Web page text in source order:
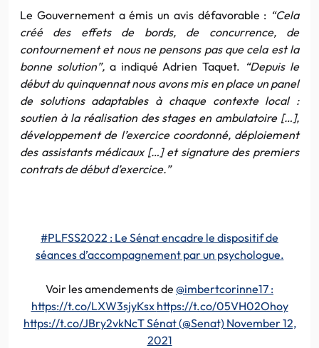
Le Gouvernement a émis un avis défavorable : “Cela
créé des effets de bords, de concurrence, de
contournement et nous ne pensons pas que cela est la
bonne solution”,a indiqué Adrien Taquet. “Depuis le
début du quinquennat nous avons mis en place un panel
de solutions adaptables à chaque contexte local :
soutien à la réalisation des stages en ambulatoire […],
développement de l’exercice coordonné, déploiement
des assistants médicaux […] et signature des premiers
contrats de début d’exercice.”
#PLFSS2022 : Le Sénat encadre le dispositif de
séances d’accompagnement par un psychologue.
Voir les amendements de @imbertcorinne17 :
https://t.co/LXW3sjyKsx https://t.co/05VH02Ohoy
https://t.co/JBry2vkNcT Sénat (@Senat) November 12,
2021